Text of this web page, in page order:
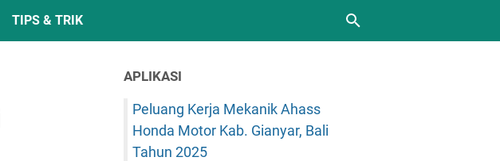
TIPS & TRIK
APLIKASI
Peluang Kerja Mekanik Ahass
Honda Motor Kab. Gianyar, Bali
Tahun 2025